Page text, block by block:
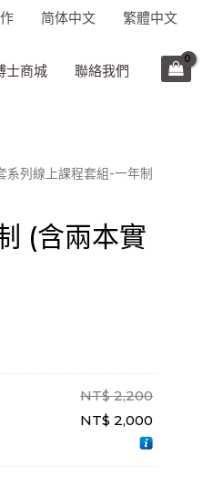
简体中文 繁體中文
士商城 聯絡我們
系列線上課程套組-一年制
(含兩本實
NT$2,200
NT$ 2,000